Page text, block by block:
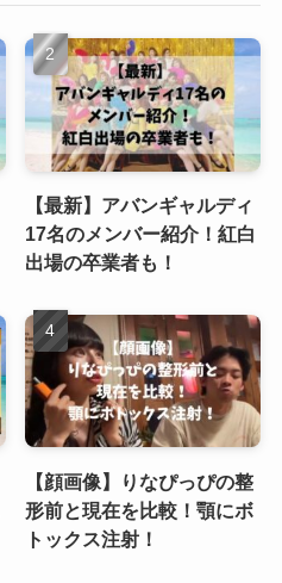
【最新】アバンギャルディ
17名のメンバー紹介！紅白
出場の卒業者も！
【顔画像】りなぴっぴの整
形前と現在を比較！顎にボ
トックス注射！